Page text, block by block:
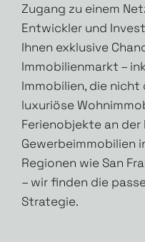
Zugang zu einem
Entwickler und
Ihnen exklusive
Immobilienmarkt –
Immobilien, die
luxuriöse
Ferienobjekte an der
Gewerbeimmobilien
Regionen wie San
– wir finden die
Strategie.